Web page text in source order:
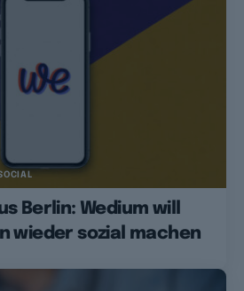
Berlin: Wedium will
wieder sozial machen